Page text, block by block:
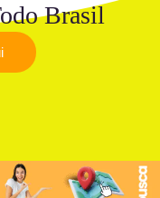
Brasil